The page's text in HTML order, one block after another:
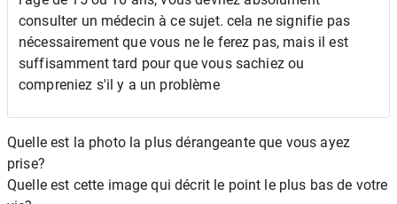
consulter un médecin à ce sujet. cela ne signifie pas
nécessairement que vous ne le ferez pas, mais il est
suffisamment tard pour que vous sachiez ou
compreniez s'il y a un problème
Quelle est la photo la plus dérangeante que vous ayez
prise?
Quelle est cette image qui décrit le point le plus bas de votre